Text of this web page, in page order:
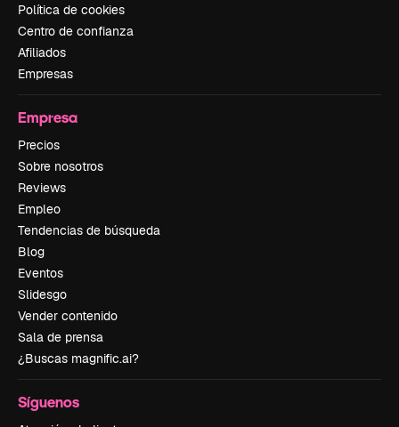
Política de cookies
Centro de confianza
Afiliados
Empresas
Empresa
Precios
Sobre nosotros
Reviews
Empleo
Tendencias de búsqueda
Blog
Eventos
Slidesgo
Vender contenido
Sala de prensa
¿Buscas magnific.ai?
Síguenos